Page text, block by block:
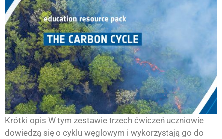
Krótki opis W tym zestawie trzech ćwiczeń uczniowie
dowiedzą się o cyklu węglowym i wykorzystają go do